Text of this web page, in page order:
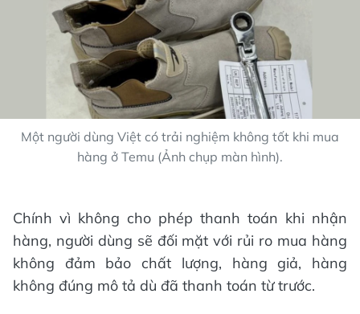
Một người dùng Việt có trải nghiệm không tốt khi mua
hàng ở Temu (Ảnh chụp màn hình).
Chính vì không cho phép thanh toán khi nhận
hàng, người dùng sẽ đối mặt với rủi ro mua hàng
không đảm bảo chất lượng, hàng giả, hàng
không đúng mô tả dù đã thanh toán từ trước.